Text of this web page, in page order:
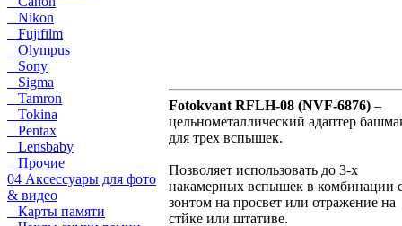
Nikon
Fujifilm
Olympus
Sony
Sigma
Tamron
Tokina
Pentax
Lensbaby
Прочие
04 Аксессуары для фото
& видео
Карты памяти
Fotokvant RFLH-08 (NVF-6876) –
цельнометаллический адаптер
для трех вспышек.
Позволяет использовать до 3-х
накамерных вспышек в комбинации
зонтом на просвет или отражение на
стйке или штативе.